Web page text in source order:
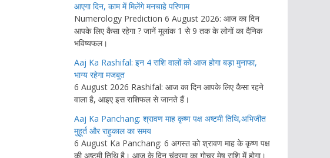
आएगा दिन, काम में मिलेंगे मनचाहे परिणाम
Numerology Prediction 6 August 2026: आज का दिन
आपके लिए कैसा रहेगा ? जानें मूलांक 1 से 9 तक के लोगों का दैनिक
भविष्यफल।
Aaj Ka Rashifal: इन 4 राशि वालों को आज होगा बड़ा मुनाफा,
भाग्य रहेगा मजबूत
6 August 2026 Rashifal: आज का दिन आपके लिए कैसा रहने
वाला है, आइए इस राशिफल से जानते हैं।
Aaj Ka Panchang: श्रावण माह कृष्ण पक्ष अष्टमी तिथि,अभिजीत
मुहूर्त और राहुकाल का समय
6 August Ka Panchang: 6 अगस्त को श्रावण माह के कृष्ण पक्ष
की अष्टमी तिथि है। आज के दिन चंद्रमा का गोचर मेष राशि में होगा।